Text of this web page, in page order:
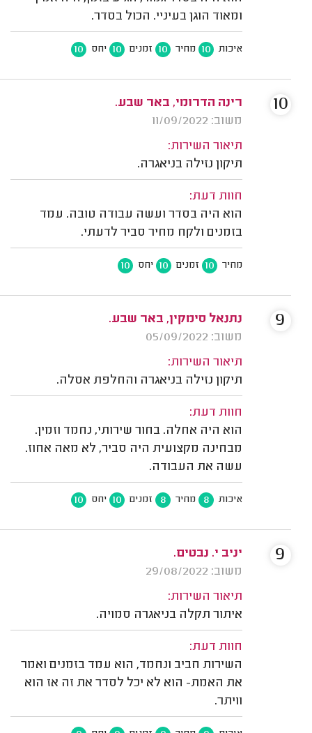
ומאוד הוגן בעיניי. הכול בסדר.
איכות 10 מחיר 10 זמנים 10 יחס 10
רינה הדרומי, באר שבע.
משוב: 11/09/2022
תיאור השירות:
תיקון נזילה בניאגרה.
חוות דעת:
הוא היה בסדר ועשה עבודה טובה. עמד
בזמנים ולקח מחיר סביר לדעתי.
מחיר 10 זמנים 10 יחס 10
10
נתנאל סימקין, באר שבע.
משוב: 05/09/2022
תיאור השירות:
תיקון נזילה בניאגרה והחלפת אסלה.
חוות דעת:
הוא היה אחלה. בחור שירותי, נחמד וזמין.
מבחינה מקצועית היה סביר, לא מאה אחוז.
עשה את העבודה.
איכות 8 מחיר 8 זמנים 10 יחס 10
9
יניב י. נבטים.
משוב: 29/08/2022
תיאור השירות:
איתור תקלה בניאגרה סמויה.
חוות דעת:
השירות חביב ונחמד, הוא עמד בזמנים ואמר
את האמת- הוא לא יכל לסדר את זה אז הוא
וויתר.
9